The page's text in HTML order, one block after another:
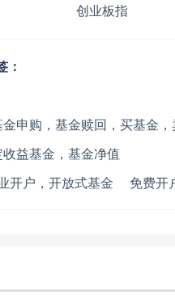
创业板指
：
申购，基金赎回，买基金
益基金，基金净值
开户，开放式基金 免费开